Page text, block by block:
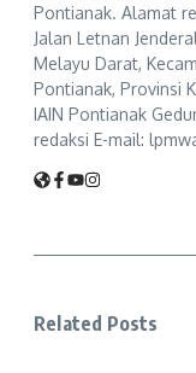
Pontianak. Alamat
Jalan Letnan
Melayu Darat,
Pontianak, Provinsi
IAIN Pontianak
redaksi E-mail:
Related Posts